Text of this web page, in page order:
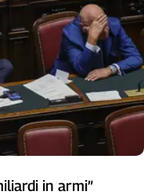
in armi”